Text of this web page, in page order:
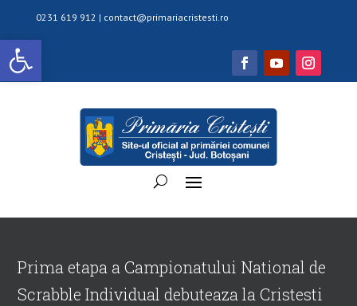
Deschide bara de unelte
0231 619 912 | contact@primariacristesti.ro
Prima etapa a Campionatului National de
Scrabble Individual debuteaza la Cristesti